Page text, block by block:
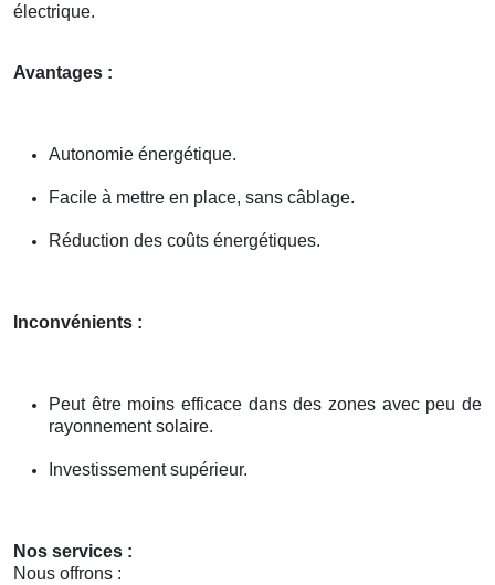
électrique.
Avantages :
Autonomie énergétique.
Facile à mettre en place, sans câblage.
Réduction des coûts énergétiques.
Inconvénients :
Peut être moins efficace dans des zones avec peu de
rayonnement solaire.
Investissement supérieur.
Nos services :
Nous offrons :